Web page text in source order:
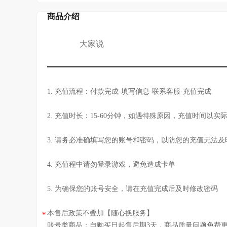
商品介绍
大家说
1. 充值流程：付款完成-填写信息-联系客服-充值完成
2. 充值时长：15-60分钟，如遇特殊原因，充值时间以实
3. 请务必准确填写您的账号和密码，以防您的充值无法及
4. 充值程中请勿登录游戏，避免造成卡单
5. 为确保您的账号安全，请在充值完成后及时修改密码
* 本售后政策不叠加【随心换服务】
账号类商品：自购买日起售后期3天，商品质量问题免费